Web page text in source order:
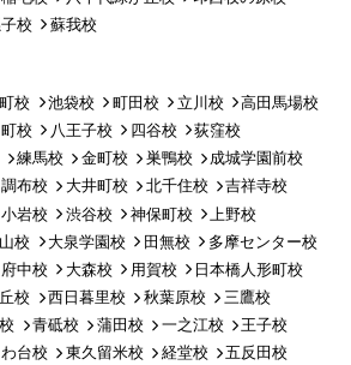
校 蘇我校
校 池袋校 町田校 立川校
高田馬場校
校 八王子校 四谷校
荻窪校
練馬校 金町校 巣鴨校
成城学園前校
調布校 大井町校 北千住校
吉祥寺校
小岩校 渋谷校 神保町校
上野校
校 大泉学園校 田無校
多摩センター校
府中校 大森校 用賀校
日本橋人形町校
校 西日暮里校 秋葉原校
三鷹校
青砥校 蒲田校 一之江校
王子校
台校 東久留米校 経堂校
五反田校